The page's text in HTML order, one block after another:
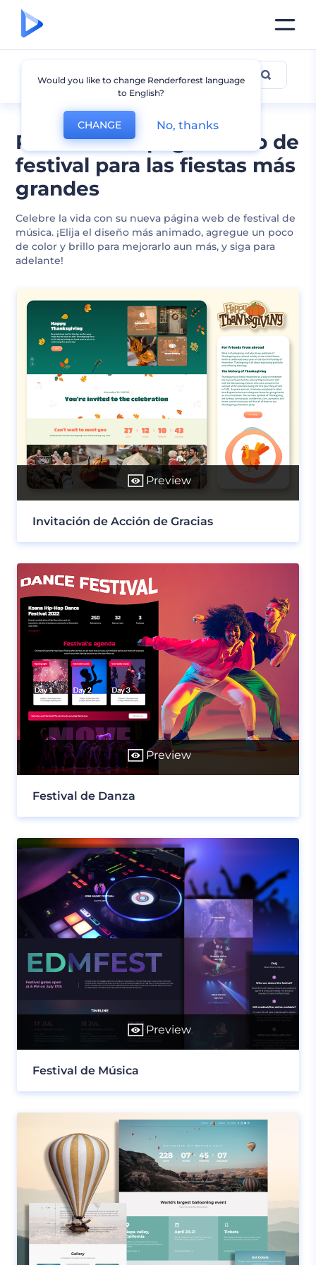
Plantillas de página web de
festival para las fiestas más
grandes
Celebre la vida con su nueva página web de festival de
música. ¡Elija el diseño más animado, agregue un poco
de color y brillo para mejorarlo aun más, y siga para
adelante!
Festivales
Preview
Invitación de Acción de Gracias
Preview
Festival de Danza
Preview
Festival de Música
Would you like to change Renderforest language
to English?
CHANGE No, thanks